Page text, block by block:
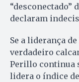
“desconectado”
declaram
Se a liderança
verdadeiro
Perillo continua
lidera o índice